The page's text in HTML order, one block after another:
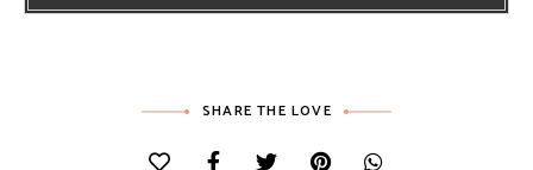
SHARE THE LOVE